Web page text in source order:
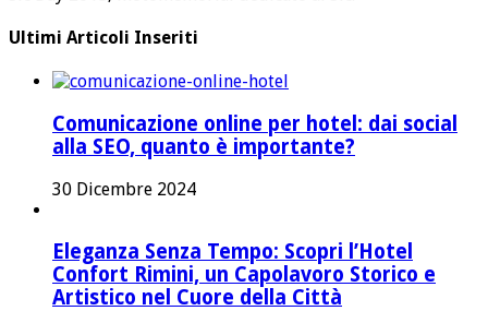
Ultimi Articoli Inseriti
Comunicazione online per hotel: dai social
alla SEO, quanto è importante?
30 Dicembre 2024
Eleganza Senza Tempo: Scopri l’Hotel
Confort Rimini, un Capolavoro Storico e
Artistico nel Cuore della Città